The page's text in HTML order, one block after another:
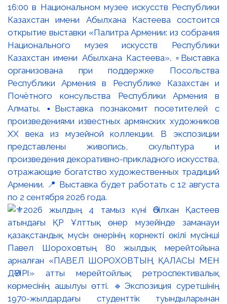
16:00 в Национальном музее искусств Республики
Казахстан имени Абылхана Кастеева состоится
открытие выставки «Палитра Армении: из собрания
Национального музея искусств Республики
Казахстан имени Абылхана Кастеева». ▫️Выставка
организована при поддержке Посольства
Республики Армения в Республике Казахстан и
Почётного консульства Республики Армения в
Алматы. ▪️Выставка познакомит посетителей с
произведениями известных армянских художников
XX века из музейной коллекции. В экспозиции
представлены живопись, скульптура и
произведения декоративно-прикладного искусства,
отражающие богатство художественных традиций
Армении. 📍 Выставка будет работать с 12 августа
по 2 сентября 2026 года.